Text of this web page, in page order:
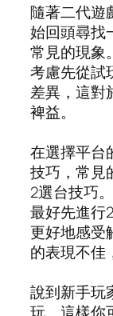
隨著二代遊
始回頭尋找
常見的現象
考慮先從試
差異，這對
裨益。
在選擇平台
技巧，常見
2選台技巧
最好先進行
更好地感受
的表現不佳
說到新手玩